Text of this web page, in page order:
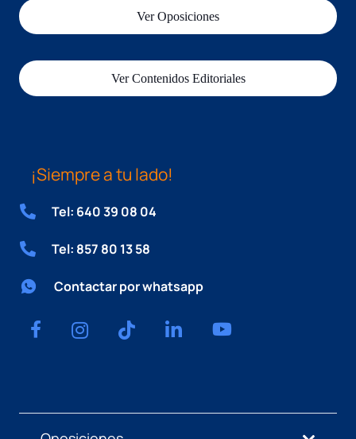
Ver Oposiciones
Ver Contenidos Editoriales
¡Siempre a tu lado!
Tel: 640 39 08 04
Tel: 857 80 13 58
Contactar por whatsapp